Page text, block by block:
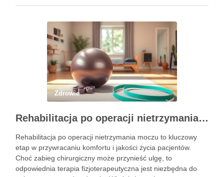
precyzyjnego ustawienia ciała. Właściwe wykonanie tej
Zdrowie
Rehabilitacja po operacji nietrzymania moczu – kluczowe informacje i ćwiczenia
Rehabilitacja po operacji nietrzymania moczu to kluczowy
etap w przywracaniu komfortu i jakości życia pacjentów.
Choć zabieg chirurgiczny może przynieść ulgę, to
odpowiednia terapia fizjoterapeutyczna jest niezbędna do